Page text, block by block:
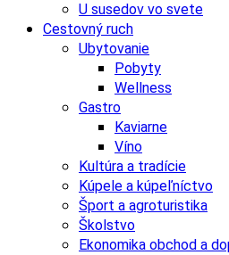
U susedov vo svete
Cestovný ruch
Ubytovanie
Pobyty
Wellness
Gastro
Kaviarne
Víno
Kultúra a tradície
Kúpele a kúpeľníctvo
Šport a agroturistika
Školstvo
Ekonomika obchod a